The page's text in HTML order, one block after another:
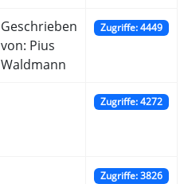
Geschrieben
von: Pius
Waldmann
Zugriffe: 4449
Zugriffe: 4272
Zugriffe: 3826